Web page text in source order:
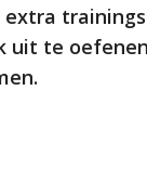
uit te